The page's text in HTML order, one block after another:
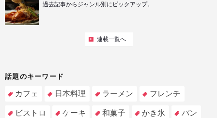
過去記事からジャンル別にピックアップ。
連載一覧へ
話題のキーワード
カフェ 日本料理 ラーメン フレンチ
ビストロ ケーキ 和菓子 かき氷 パン